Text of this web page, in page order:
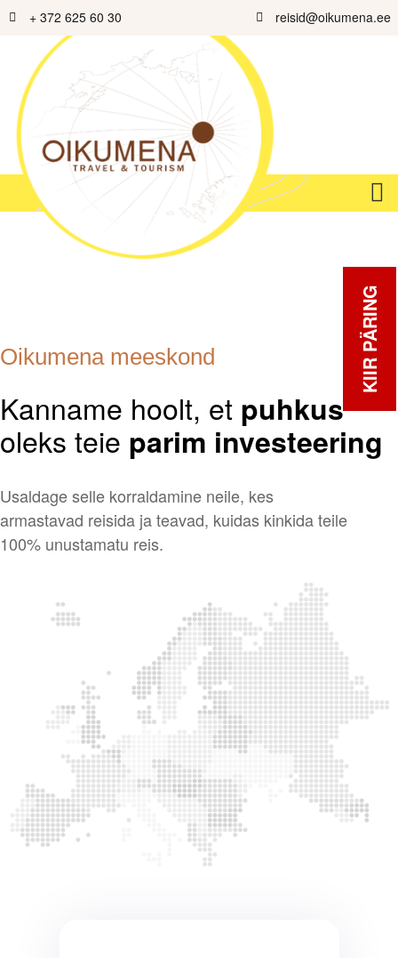
+ 372 625 60 30 reisid@oikumena.ee
Oikumena meeskond
Kanname hoolt, et puhkus
oleks teie parim investeering
Usaldage selle korraldamine neile, kes
armastavad reisida ja teavad, kuidas kinkida teile
100% unustamatu reis.
KIIR PÄRING